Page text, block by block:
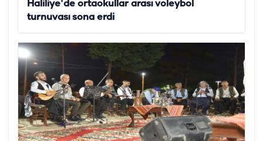
Haliliye'de ortaokullar arası voleybol
turnuvası sona erdi